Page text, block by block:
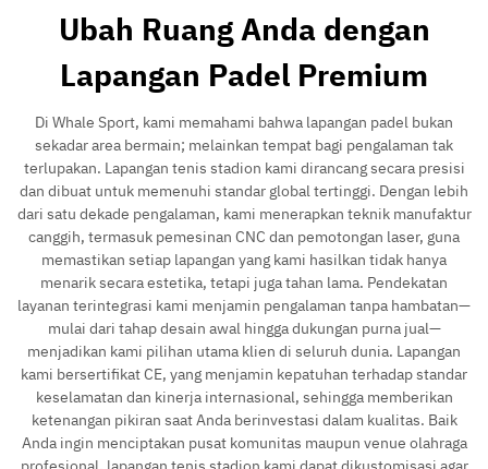
Ubah Ruang Anda dengan
Lapangan Padel Premium
Di Whale Sport, kami memahami bahwa lapangan padel bukan
sekadar area bermain; melainkan tempat bagi pengalaman tak
terlupakan. Lapangan tenis stadion kami dirancang secara presisi
dan dibuat untuk memenuhi standar global tertinggi. Dengan lebih
dari satu dekade pengalaman, kami menerapkan teknik manufaktur
canggih, termasuk pemesinan CNC dan pemotongan laser, guna
memastikan setiap lapangan yang kami hasilkan tidak hanya
menarik secara estetika, tetapi juga tahan lama. Pendekatan
layanan terintegrasi kami menjamin pengalaman tanpa hambatan—
mulai dari tahap desain awal hingga dukungan purna jual—
menjadikan kami pilihan utama klien di seluruh dunia. Lapangan
kami bersertifikat CE, yang menjamin kepatuhan terhadap standar
keselamatan dan kinerja internasional, sehingga memberikan
ketenangan pikiran saat Anda berinvestasi dalam kualitas. Baik
Anda ingin menciptakan pusat komunitas maupun venue olahraga